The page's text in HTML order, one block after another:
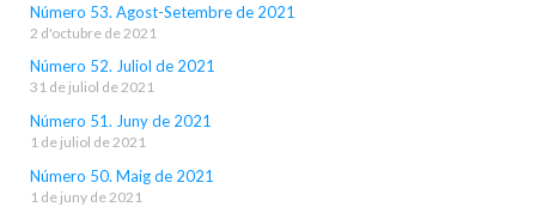
Número 53. Agost-Setembre de 2021
2 d'octubre de 2021
Número 52. Juliol de 2021
31 de juliol de 2021
Número 51. Juny de 2021
1 de juliol de 2021
Número 50. Maig de 2021
1 de juny de 2021